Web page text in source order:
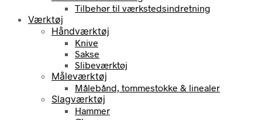
Tilbehør til værkstedsindretning
Værktøj
Håndværktøj
Knive
Sakse
Slibeværktøj
Måleværktøj
Målebånd, tommestokke & linealer
Slagværktøj
Hammer